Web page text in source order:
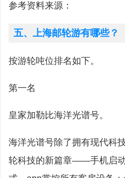
参考资料来源：
五、上海邮轮游有哪些？
按游轮吨位排名如下。
第一名
皇家加勒比海洋光谱号。
海洋光谱号除了拥有现代科
轮科技的新篇章——手机启